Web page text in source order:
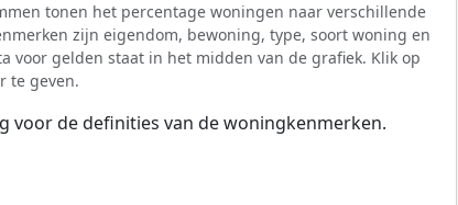
tonen het percentage woningen naar verschillende
zijn eigendom, bewoning, type, soort woning en
voor gelden staat in het midden van de grafiek. Klik op
te geven.
voor de definities van de woningkenmerken.